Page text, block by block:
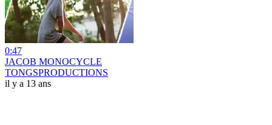
0:47
JACOB MONOCYCLE
TONGSPRODUCTIONS
il y a 13 ans